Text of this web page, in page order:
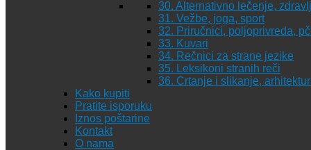
30. Alternativno lečenje,
31. Vežbe, joga, sport
32. Priručnici, poljoprivreda,
33. Kuvari
34. Rečnici za strane jezike
35. Leksikoni stranih reči
36. Crtanje i slikanje,
Kako kupiti
Pratite isporuku
Iznos poštarine
Kontakt
O nama